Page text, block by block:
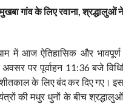
गांव के लिए रवाना, श्रद्धालुओं ने
में आज ऐतिहासिक और
पर पूर्वाहन 11:36 बजे
के लिए बंद कर दिए गए।
की मधुर धुनों के बीच श्रद्धालुओं